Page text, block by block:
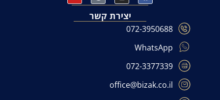
יצירת קשר
072-3950688
WhatsApp
072-3377339
office@bizak.co.il